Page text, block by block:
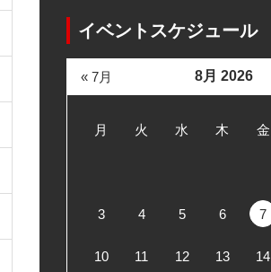
イベントスケジュール
8月 2026
月 火 水 木 金
3 4 5 6 7
10 11 12 13 14
« 7月